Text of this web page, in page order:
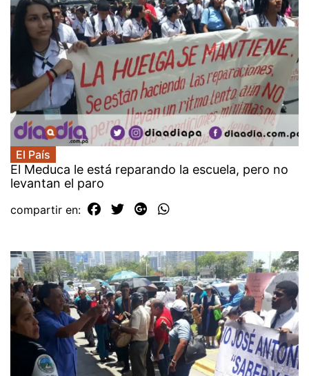
El País
El Meduca le está reparando la escuela, pero no
levantan el paro
compartir en: